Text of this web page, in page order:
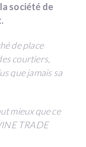
société de
de place
courtiers,
que jamais sa
mieux que ce
TRADE